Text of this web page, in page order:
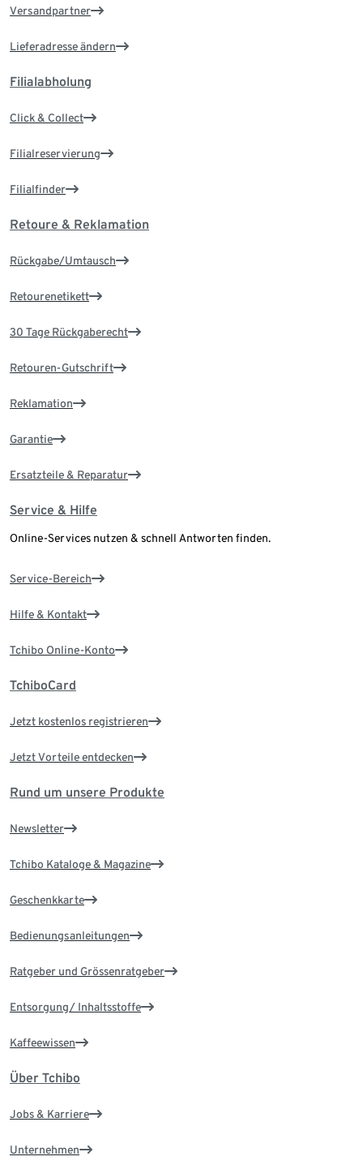
Versandpartner
Lieferadresse ändern
Filialabholung
Click & Collect
Filialreservierung
Filialfinder
Retoure & Reklamation
Rückgabe/Umtausch
Retourenetikett
30 Tage Rückgaberecht
Retouren-Gutschrift
Reklamation
Garantie
Ersatzteile & Reparatur
Service & Hilfe
Online-Services nutzen & schnell Antworten finden.
Service-Bereich
Hilfe & Kontakt
Tchibo Online-Konto
TchiboCard
Jetzt kostenlos registrieren
Jetzt Vorteile entdecken
Rund um unsere Produkte
Newsletter
Tchibo Kataloge & Magazine
Geschenkkarte
Bedienungsanleitungen
Ratgeber und Grössenratgeber
Entsorgung/ Inhaltsstoffe
Kaffeewissen
Über Tchibo
Jobs & Karriere
Unternehmen